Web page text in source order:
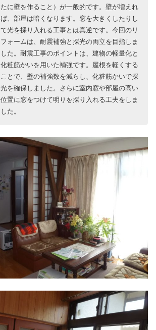
たに壁を作ること）が一般的です。壁が増えれ
ば、部屋は暗くなります。窓を大きくしたりし
て光を採り入れる工事とは真逆です。今回のリ
フォームは、耐震補強と採光の両立を目指しま
した。耐震工事のポイントは、建物の軽量化と
化粧筋かいを用いた補強です。屋根を軽くする
ことで、壁の補強数を減らし、化粧筋かいで採
光を確保しました。さらに室内窓や部屋の高い
位置に窓をつけて明りを採り入れる工夫をしま
した。